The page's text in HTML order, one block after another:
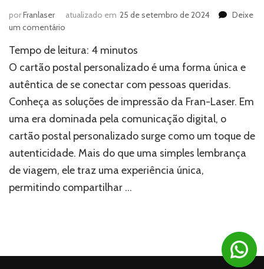
porFranlaser atualizado em 25 de setembro de 2024
Deixe
um comentário
postal
personalizado:
do
que
uma
simples
lembrança
Tempo de leitura: 4 minutos
O cartão postal personalizado é uma forma única e
autêntica de se conectar com pessoas queridas.
Conheça as soluções de impressão da Fran-Laser. Em
uma era dominada pela comunicação digital, o
cartão postal personalizado surge como um toque de
autenticidade. Mais do que uma simples lembrança
de viagem, ele traz uma experiência única,
permitindo compartilhar …